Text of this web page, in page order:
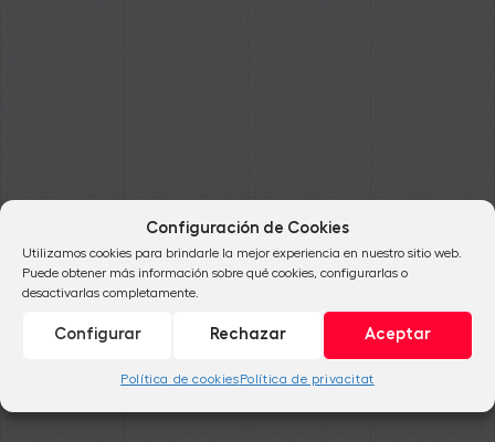
Configuración de Cookies
Utilizamos cookies para brindarle la mejor experiencia en nuestro sitio web.
Puede obtener más información sobre qué cookies, configurarlas o
desactivarlas completamente.
Aceptar
Rechazar
Configurar
Política de cookiesPolítica de privacitat